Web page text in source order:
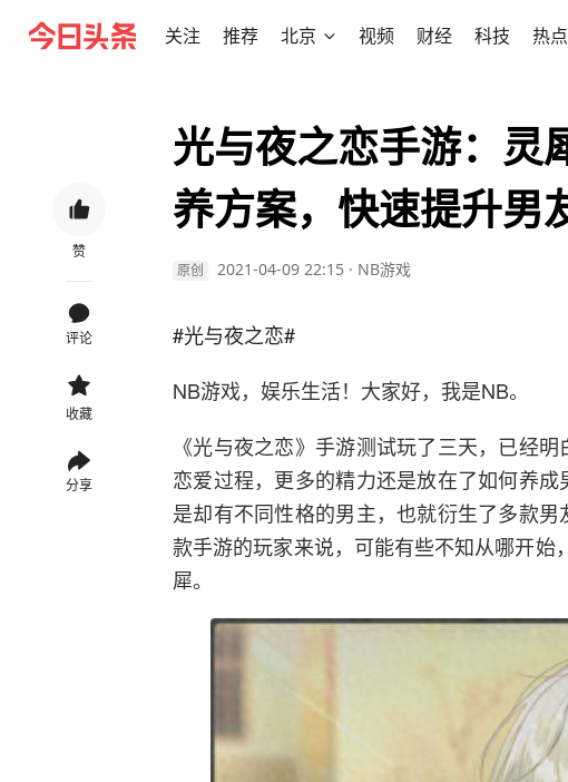
关注 推荐 北京 视频 财经 科技 热点
赞
评论
收藏
分享
光与夜之恋手游：灵
养方案，快速提升男
原创 2021-04-09 22:15 · NB游戏
#光与夜之恋#
NB游戏，娱乐生活！大家好，我是NB。
《光与夜之恋》手游测试玩了三天，已经
恋爱过程，更多的精力还是放在了如何养
是却有不同性格的男主，也就衍生了多款
款手游的玩家来说，可能有些不知从哪开始
犀。